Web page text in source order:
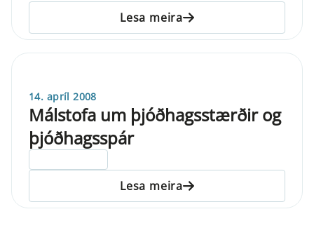
Lesa meira
14. apríl 2008
Málstofa um þjóðhagsstærðir og
þjóðhagsspár
Lesa meira